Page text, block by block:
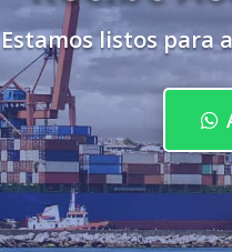
Estamos listos para